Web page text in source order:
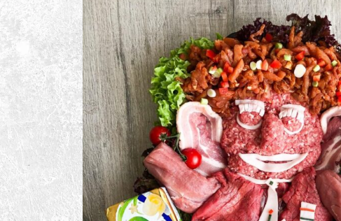
BBQ Sauzen
BBQ Benodigdheden
BBQ Voor De Kids